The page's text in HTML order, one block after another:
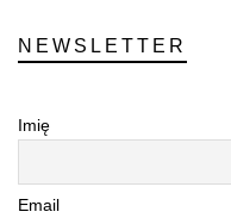
NEWSLETTER
Imię
Email